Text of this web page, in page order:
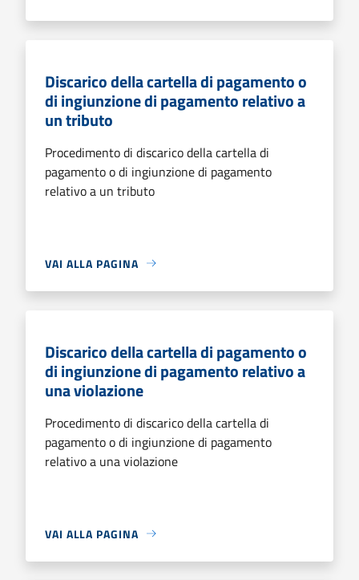
Discarico della cartella di pagamento o
di ingiunzione di pagamento relativo a
un tributo
Procedimento di discarico della cartella di
pagamento o di ingiunzione di pagamento
relativo a un tributo
VAI ALLA PAGINA
Discarico della cartella di pagamento o
di ingiunzione di pagamento relativo a
una violazione
Procedimento di discarico della cartella di
pagamento o di ingiunzione di pagamento
relativo a una violazione
VAI ALLA PAGINA